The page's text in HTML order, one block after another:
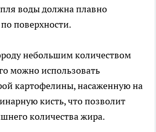
воды должна плавно
поверхности.
небольшим количеством
можно использовать
картофелины, насаженную на
кисть, что позволит
количества жира.